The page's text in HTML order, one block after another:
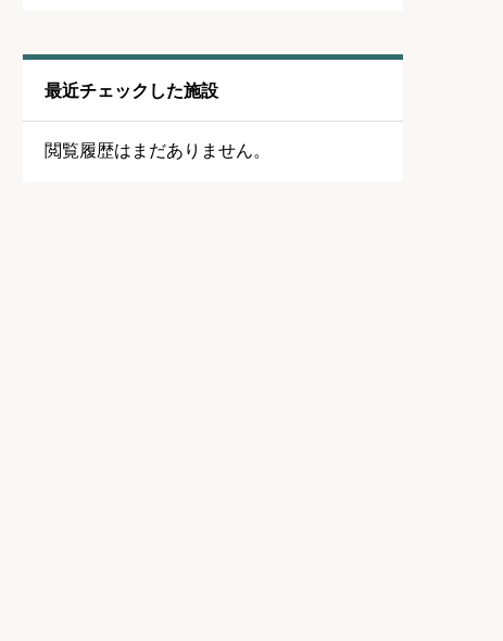
最近チェックした施設
閲覧履歴はまだありません。